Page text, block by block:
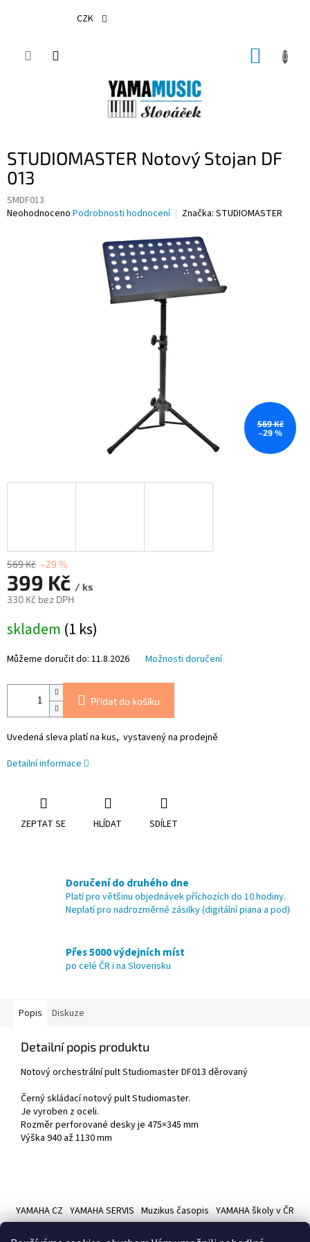
CZK
STUDIOMASTER Notový Stojan DF
013
SMDF013
Průměrné
Neohodnoceno Podrobnosti hodnocení Značka: STUDIOMASTER
569 Kč
–29 %
569 Kč –29 %
399 Kč / ks
330 Kč bez DPH
cena:
skladem (1 ks)
Můžeme doručit do: 11.8.2026 Možnosti doručení
Přidat do košíku
Uvedená sleva platí na kus, vystavený na prodejně
Detailní informace
ZEPTAT SE HLÍDAT SDÍLET
Doručení do druhého dne
Platí pro většinu objednávek příchozích do 10.hodiny.
Neplatí pro nadrozměrné zásilky (digitální piana a pod)
Přes 5000 výdejních míst
po celé ČR i na Slovensku
Popis Diskuze
Detailní popis produktu
Notový orchestrální pult Studiomaster DF013 děrovaný
Černý skládací notový pult Studiomaster.
Je vyroben z oceli.
Rozměr perforované desky je 475×345 mm
Výška 940 až 1130 mm
p
YAMAHA CZ YAMAHA SERVIS Muzikus časopis YAMAHA školy v ČR